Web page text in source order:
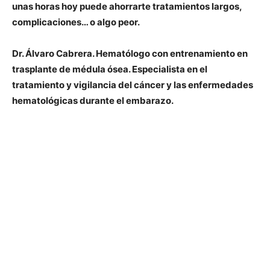
unas horas hoy puede ahorrarte tratamientos largos,
complicaciones… o algo peor.
Dr. Álvaro Cabrera. Hematólogo con entrenamiento en
trasplante de médula ósea. Especialista en el
tratamiento y vigilancia del cáncer y las enfermedades
hematológicas durante el embarazo.